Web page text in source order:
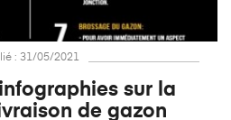
: 31/05/2021
sur la
de gazon